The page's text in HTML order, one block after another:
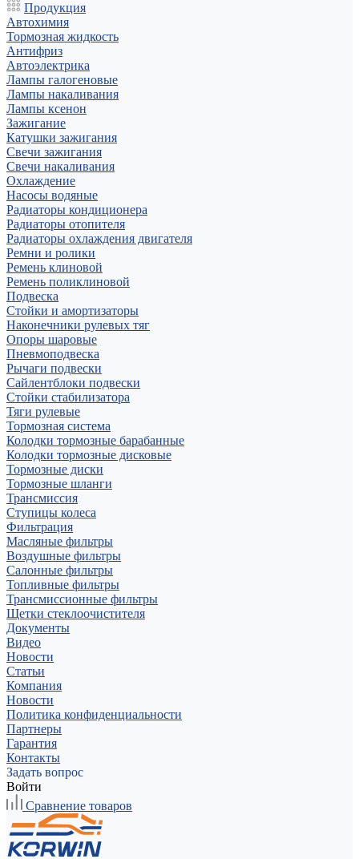
Продукция
Автохимия
Тормозная жидкость
Антифриз
Автоэлектрика
Лампы галогеновые
Лампы накаливания
Лампы ксенон
Зажигание
Катушки зажигания
Свечи зажигания
Свечи накаливания
Охлаждение
Насосы водяные
Радиаторы кондиционера
Радиаторы отопителя
Радиаторы охлаждения двигателя
Ремни и ролики
Ремень клиновой
Ремень поликлиновой
Подвеска
Стойки и амортизаторы
Наконечники рулевых тяг
Опоры шаровые
Пневмоподвеска
Рычаги подвески
Сайлентблоки подвески
Стойки стабилизатора
Тяги рулевые
Тормозная система
Колодки тормозные барабанные
Колодки тормозные дисковые
Тормозные диски
Тормозные шланги
Трансмиссия
Ступицы колеса
Фильтрация
Масляные фильтры
Воздушные фильтры
Салонные фильтры
Топливные фильтры
Трансмиссионные фильтры
Щетки стеклоочистителя
Документы
Видео
Новости
Статьи
Компания
Новости
Политика конфиденциальности
Партнеры
Гарантия
Контакты
Задать вопрос
Войти
Сравнение товаров